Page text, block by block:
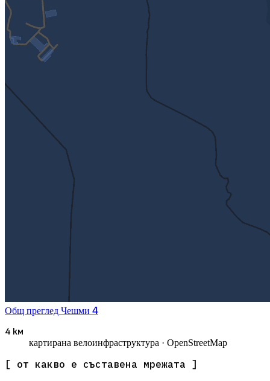
Общ преглед Чешми 4
4 км
картирана велоинфраструктура · OpenStreetMap
[ от какво е съставена мрежата ]